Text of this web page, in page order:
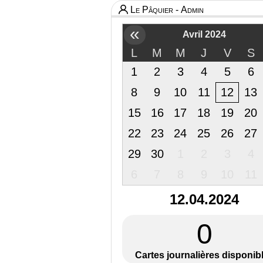
Le Pâquier - Admin
« Avril 2024
L M M J V
S
1
2 3 4 5
6
8
9 10 11 12
13
15
16 17 18 19
20
22
23 24 25 26
27
29
30
12.04.2024
0
Cartes journalières